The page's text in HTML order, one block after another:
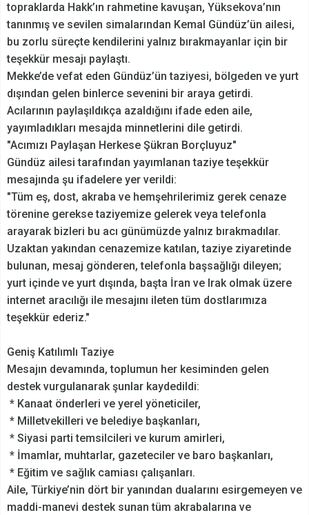
topraklarda Hakk’ın rahmetine kavuşan, Yüksekova’nın
tanınmış ve sevilen simalarından Kemal Gündüz’ün ailesi,
bu zorlu süreçte kendilerini yalnız bırakmayanlar için bir
teşekkür mesajı paylaştı.
Mekke’de vefat eden Gündüz’ün taziyesi, bölgeden ve yurt
dışından gelen binlerce sevenini bir araya getirdi.
Acılarının paylaşıldıkça azaldığını ifade eden aile,
yayımladıkları mesajda minnetlerini dile getirdi.
"Acımızı Paylaşan Herkese Şükran Borçluyuz"
Gündüz ailesi tarafından yayımlanan taziye teşekkür
mesajında şu ifadelere yer verildi:
"Tüm eş, dost, akraba ve hemşehrilerimiz gerek cenaze
törenine gerekse taziyemize gelerek veya telefonla
arayarak bizleri bu acı günümüzde yalnız bırakmadılar.
Uzaktan yakından cenazemize katılan, taziye ziyaretinde
bulunan, mesaj gönderen, telefonla başsağlığı dileyen;
yurt içinde ve yurt dışında, başta İran ve Irak olmak üzere
internet aracılığı ile mesajını ileten tüm dostlarımıza
teşekkür ederiz."
Geniş Katılımlı Taziye
Mesajın devamında, toplumun her kesiminden gelen
destek vurgulanarak şunlar kaydedildi:
* Kanaat önderleri ve yerel yöneticiler,
* Milletvekilleri ve belediye başkanları,
* Siyasi parti temsilcileri ve kurum amirleri,
* İmamlar, muhtarlar, gazeteciler ve baro başkanları,
* Eğitim ve sağlık camiası çalışanları.
Aile, Türkiye’nin dört bir yanından dualarını esirgemeyen ve
maddi-manevi destek sunan tüm akrabalarına ve